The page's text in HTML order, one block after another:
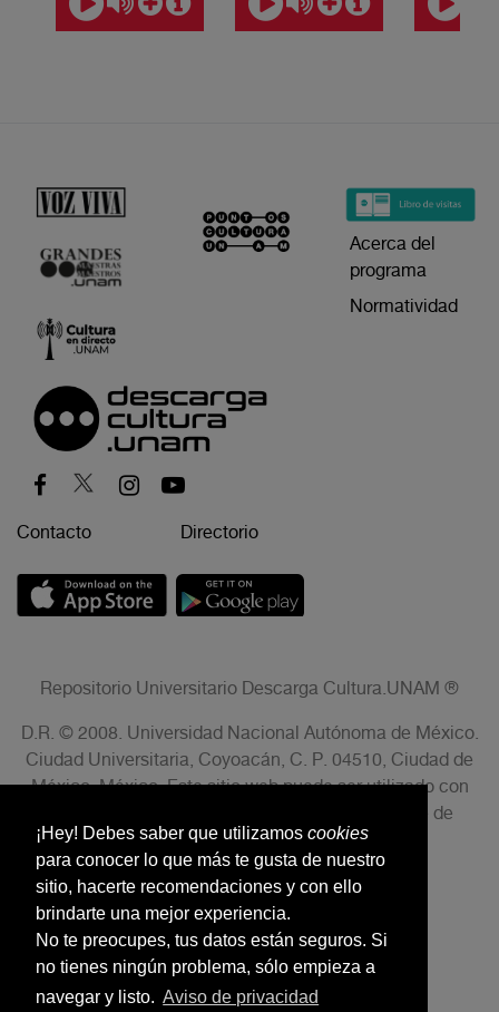
¡Hey! Debes saber que utilizamos cookies
para conocer lo que más te gusta de nuestro
sitio, hacerte recomendaciones y con ello
brindarte una mejor experiencia.
No te preocupes, tus datos están seguros. Si
no tienes ningún problema, sólo empieza a
navegar y listo. Aviso de privacidad
Acerca del
programa
Normatividad
Contacto Directorio
Repositorio Universitario Descarga Cultura.UNAM ®
D.R. © 2008. Universidad Nacional Autónoma de México.
Ciudad Universitaria, Coyoacán, C. P. 04510, Ciudad de
México, México. Este sitio web puede ser utilizado con
fines no lucrativos siempre que se cite la fuente de
conformidad con el AVISO LEGAL.